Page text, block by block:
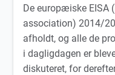
De europæiske EISA
association) 2014/
afholdt, og alle de
i dagligdagen er
diskuteret, for